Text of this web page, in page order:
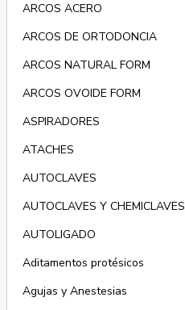
ARCOS ACERO
ARCOS DE ORTODONCIA
ARCOS NATURAL FORM
ARCOS OVOIDE FORM
ASPIRADORES
ATACHES
AUTOCLAVES
AUTOCLAVES Y CHEMICLAVES
AUTOLIGADO
Aditamentos protésicos
Agujas y Anestesias